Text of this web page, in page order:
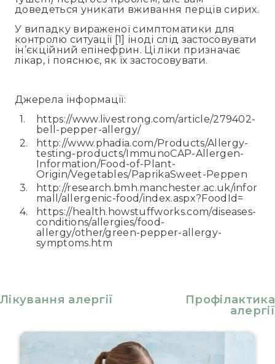
доведеться уникати вживання перців сирих.
У випадку вираженої симптоматики для
контролю ситуації [1] іноді слід застосовувати
ін’єкційний епінефрин. Ці ліки призначає
лікар, і пояснює, як їх застосовувати.
Джерела інформації:
https://www.livestrong.com/article/279402-
bell-pepper-allergy/
http://www.phadia.com/Products/Allergy-
testing-products/ImmunoCAP-Allergen-
Information/Food-of-Plant-
Origin/Vegetables/PaprikaSweet-Peppen
http://research.bmh.manchester.ac.uk/infor
mall/allergenic-food/index.aspx?FoodId=
https://health.howstuffworks.com/diseases-
conditions/allergies/food-
allergy/other/green-pepper-allergy-
symptoms.htm
Лікування алергії
Профілактика
алергії